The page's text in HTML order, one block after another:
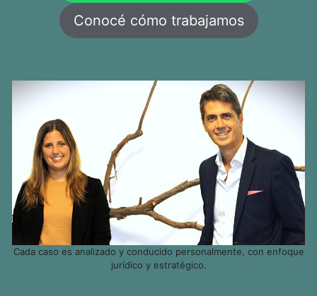
Conocé cómo trabajamos
Cada caso es analizado y conducido personalmente, con enfoque
jurídico y estratégico.